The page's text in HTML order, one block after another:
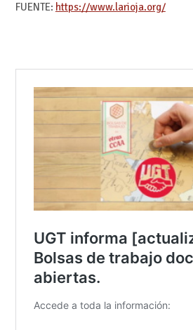
FUENTE: https://www.larioja.org/